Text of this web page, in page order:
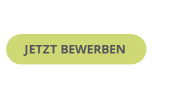
JETZT BEWERBEN